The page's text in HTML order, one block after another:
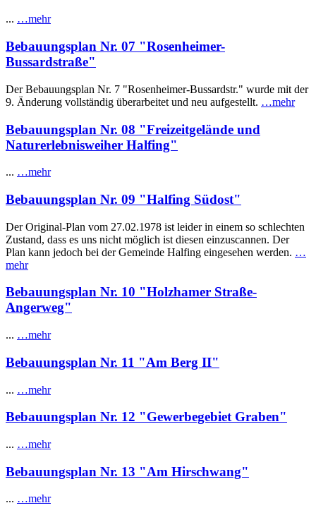
... …mehr
Bebauungsplan Nr. 07 "Rosenheimer-
Bussardstraße"
Der Bebauungsplan Nr. 7 "Rosenheimer-Bussardstr." wurde mit der
9. Änderung vollständig überarbeitet und neu aufgestellt. …mehr
Bebauungsplan Nr. 08 "Freizeitgelände und
Naturerlebnisweiher Halfing"
... …mehr
Bebauungsplan Nr. 09 "Halfing Südost"
Der Original-Plan vom 27.02.1978 ist leider in einem so schlechten
Zustand, dass es uns nicht möglich ist diesen einzuscannen. Der
Plan kann jedoch bei der Gemeinde Halfing eingesehen werden. …
mehr
Bebauungsplan Nr. 10 "Holzhamer Straße-
Angerweg"
... …mehr
Bebauungsplan Nr. 11 "Am Berg II"
... …mehr
Bebauungsplan Nr. 12 "Gewerbegebiet Graben"
... …mehr
Bebauungsplan Nr. 13 "Am Hirschwang"
... …mehr